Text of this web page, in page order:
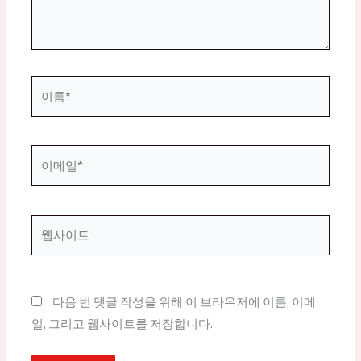
*
다음 번 댓글 작성을 위해 이 브라우저에 이름, 이메
일, 그리고 웹사이트를 저장합니다.